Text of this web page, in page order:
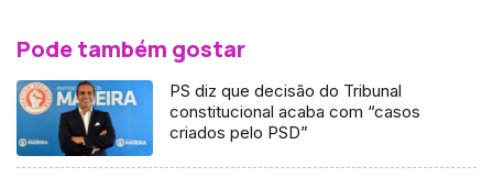
Pode também gostar
PS diz que decisão do Tribunal
constitucional acaba com “casos
criados pelo PSD”